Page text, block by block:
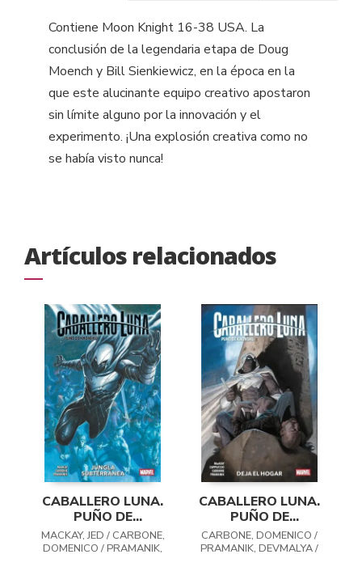
Contiene Moon Knight 16-38 USA. La
conclusión de la legendaria etapa de Doug
Moench y Bill Sienkiewicz, en la época en la
que este alucinante equipo creativo apostaron
sin límite alguno por la innovación y el
experimento. ¡Una explosión creativa como no
se había visto nunca!
Artículos relacionados
CABALLERO LUNA.
PUÑO DE
KHONSHU 02:
JUNGLA
MACKAY, JED / CARBONE,
DOMENICO / PRAMANIK,
CABALLERO LUNA.
PUÑO DE
KHONSHU 01: DEJA
EL HOGAR
CARBONE, DOMENICO /
PRAMANIK, DEVMALYA /